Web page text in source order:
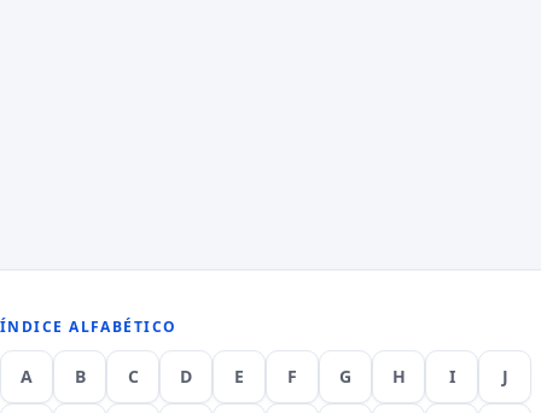
ÍNDICE ALFABÉTICO
A B C D E F G H I J